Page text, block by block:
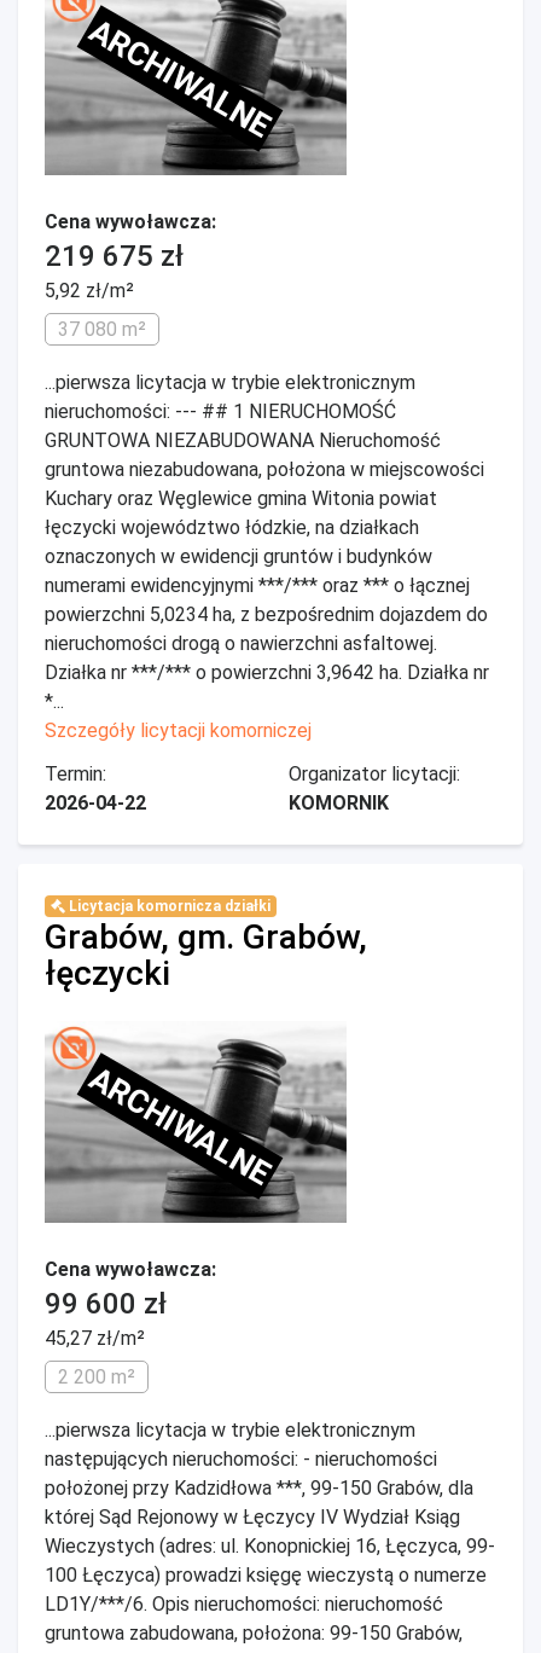
ARCHIWALNE
Cena wywoławcza:
219 675 zł
5,92 zł/m²
37 080 m²
...pierwsza licytacja w trybie elektronicznym
nieruchomości: --- ## 1 NIERUCHOMOŚĆ
GRUNTOWA NIEZABUDOWANA Nieruchomość
gruntowa niezabudowana, położona w miejscowości
Kuchary oraz Węglewice gmina Witonia powiat
łęczycki województwo łódzkie, na działkach
oznaczonych w ewidencji gruntów i budynków
numerami ewidencyjnymi ***/*** oraz *** o łącznej
powierzchni 5,0234 ha, z bezpośrednim dojazdem do
nieruchomości drogą o nawierzchni asfaltowej.
Działka nr ***/*** o powierzchni 3,9642 ha. Działka nr
*...
Szczegóły licytacji komorniczej
Termin:
2026-04-22
Organizator licytacji:
KOMORNIK
Licytacja komornicza działki
Grabów, gm. Grabów,
łęczycki
ARCHIWALNE
Cena wywoławcza:
99 600 zł
45,27 zł/m²
2 200 m²
...pierwsza licytacja w trybie elektronicznym
następujących nieruchomości: - nieruchomości
położonej przy Kadzidłowa ***, 99-150 Grabów, dla
której Sąd Rejonowy w Łęczycy IV Wydział Ksiąg
Wieczystych (adres: ul. Konopnickiej 16, Łęczyca, 99-
100 Łęczyca) prowadzi księgę wieczystą o numerze
LD1Y/***/6. Opis nieruchomości: nieruchomość
gruntowa zabudowana, położona: 99-150 Grabów,